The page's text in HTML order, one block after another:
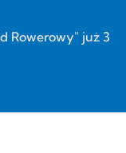
Rowerowy" już 3